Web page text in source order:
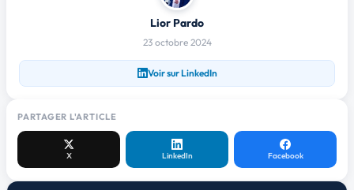
Lior Pardo
23 octobre 2024
Voir sur LinkedIn
PARTAGER L'ARTICLE
X LinkedIn Facebook